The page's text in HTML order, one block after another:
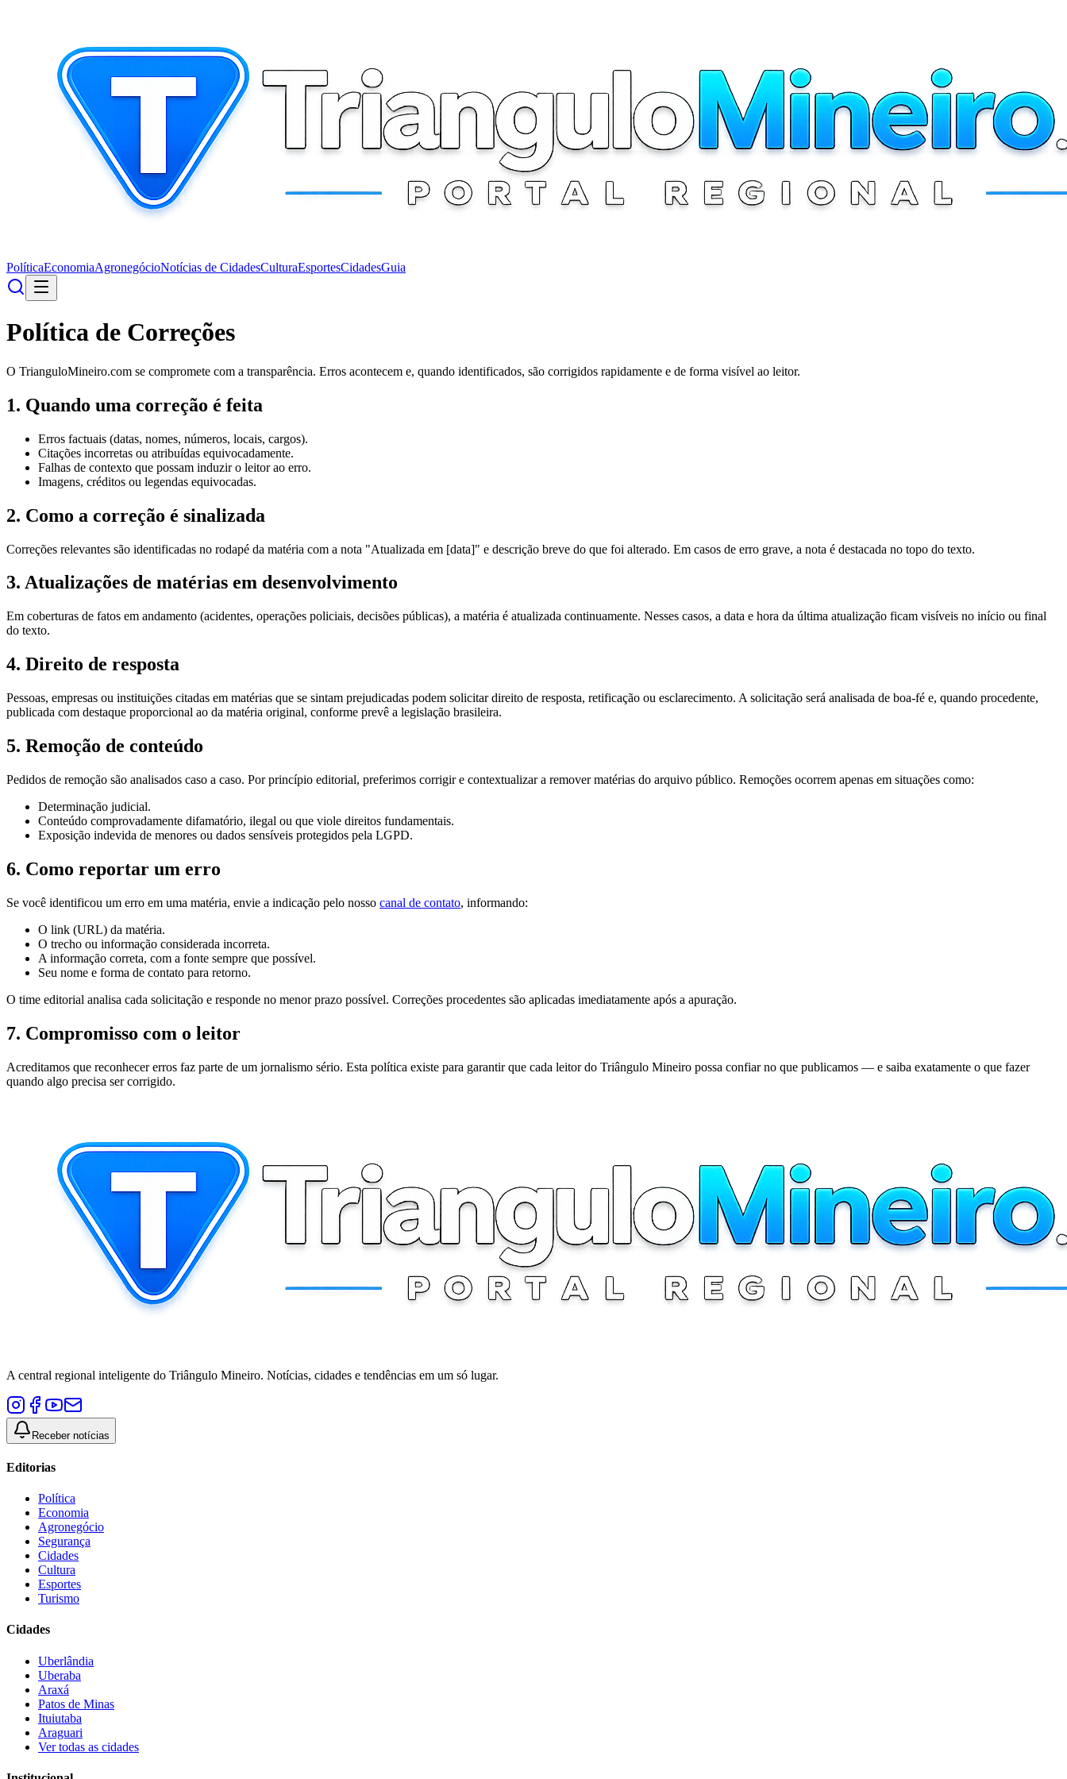
PolíticaEconomiaAgronegócioNotícias de CidadesCulturaEsportesCidadesGuia
Política de Correções
O TrianguloMineiro.com se compromete com a transparência. Erros acontecem e, quando identificados, são corrigidos rapidamente e de forma visível ao leitor.
1. Quando uma correção é feita
Erros factuais (datas, nomes, números, locais, cargos).
Citações incorretas ou atribuídas equivocadamente.
Falhas de contexto que possam induzir o leitor ao erro.
Imagens, créditos ou legendas equivocadas.
2. Como a correção é sinalizada
Correções relevantes são identificadas no rodapé da matéria com a nota "Atualizada em [data]" e descrição breve do que foi alterado. Em casos de erro grave, a nota é destacada no topo do texto.
3. Atualizações de matérias em desenvolvimento
Em coberturas de fatos em andamento (acidentes, operações policiais, decisões públicas), a matéria é atualizada continuamente. Nesses casos, a data e hora da última atualização ficam visíveis no início ou final
do texto.
4. Direito de resposta
Pessoas, empresas ou instituições citadas em matérias que se sintam prejudicadas podem solicitar direito de resposta, retificação ou esclarecimento. A solicitação será analisada de boa-fé e, quando procedente,
publicada com destaque proporcional ao da matéria original, conforme prevê a legislação brasileira.
5. Remoção de conteúdo
Pedidos de remoção são analisados caso a caso. Por princípio editorial, preferimos corrigir e contextualizar a remover matérias do arquivo público. Remoções ocorrem apenas em situações como:
Determinação judicial.
Conteúdo comprovadamente difamatório, ilegal ou que viole direitos fundamentais.
Exposição indevida de menores ou dados sensíveis protegidos pela LGPD.
6. Como reportar um erro
Se você identificou um erro em uma matéria, envie a indicação pelo nosso canal de contato, informando:
O link (URL) da matéria.
O trecho ou informação considerada incorreta.
A informação correta, com a fonte sempre que possível.
Seu nome e forma de contato para retorno.
O time editorial analisa cada solicitação e responde no menor prazo possível. Correções procedentes são aplicadas imediatamente após a apuração.
7. Compromisso com o leitor
Acreditamos que reconhecer erros faz parte de um jornalismo sério. Esta política existe para garantir que cada leitor do Triângulo Mineiro possa confiar no que publicamos — e saiba exatamente o que fazer
quando algo precisa ser corrigido.
A central regional inteligente do Triângulo Mineiro. Notícias, cidades e tendências em um só lugar.
Receber notícias
Editorias
Política
Economia
Agronegócio
Segurança
Cidades
Cultura
Esportes
Turismo
Cidades
Uberlândia
Uberaba
Araxá
Patos de Minas
Ituiutaba
Araguari
Ver todas as cidades